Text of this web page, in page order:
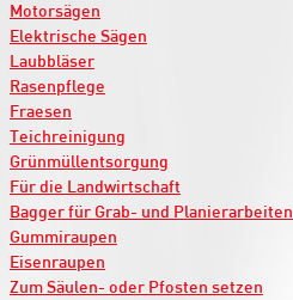
Motorsägen
Elektrische Sägen
Laubbläser
Rasenpflege
Fraesen
Teichreinigung
Grünmüllentsorgung
Für die Landwirtschaft
Bagger für Grab- und Planierarbeiten
Gummiraupen
Eisenraupen
Zum Säulen- oder Pfosten setzen